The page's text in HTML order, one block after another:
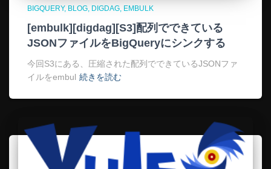
BIGQUERY BLOG DIGDAG EMBULK
[embulk][digdag][S3]配列でできている
JSONファイルをBigQueryにシンクする
今回S3にある、圧縮された配列でできているJSONファ
イルをembul 続きを読む